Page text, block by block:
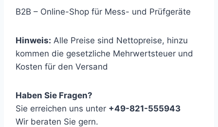
B2B – Online-Shop für Mess- und Prüfgeräte
Hinweis: Alle Preise sind Nettopreise, hinzu
kommen die gesetzliche Mehrwertsteuer und
Kosten für den Versand
Haben Sie Fragen?
Sie erreichen uns unter +49-821-555943
Wir beraten Sie gern.